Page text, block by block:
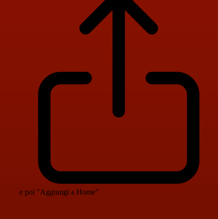
e poi "Aggiungi a Home"